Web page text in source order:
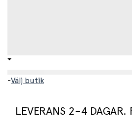
-Välj butik
LEVERANS 2–4